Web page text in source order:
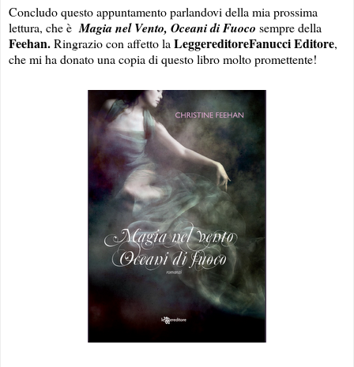
Concludo questo appuntamento parlandovi della mia prossima
lettura, che è Magia nel Vento, Oceani di Fuoco sempre della
Feehan.Ringrazio con affetto la LeggereditoreFanucci Editore,
che mi ha donato una copia di questo libro molto promettente!